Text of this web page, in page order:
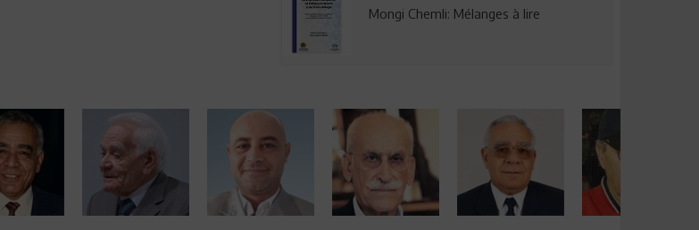
Mongi Chemli: Mélanges à lire